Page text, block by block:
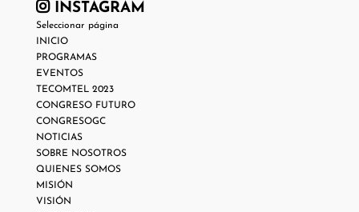
INSTAGRAM
Seleccionar página
INICIO
PROGRAMAS
EVENTOS
TECOMTEL 2023
CONGRESO FUTURO
CONGRESOGC
NOTICIAS
SOBRE NOSOTROS
QUIENES SOMOS
MISIÓN
VISIÓN